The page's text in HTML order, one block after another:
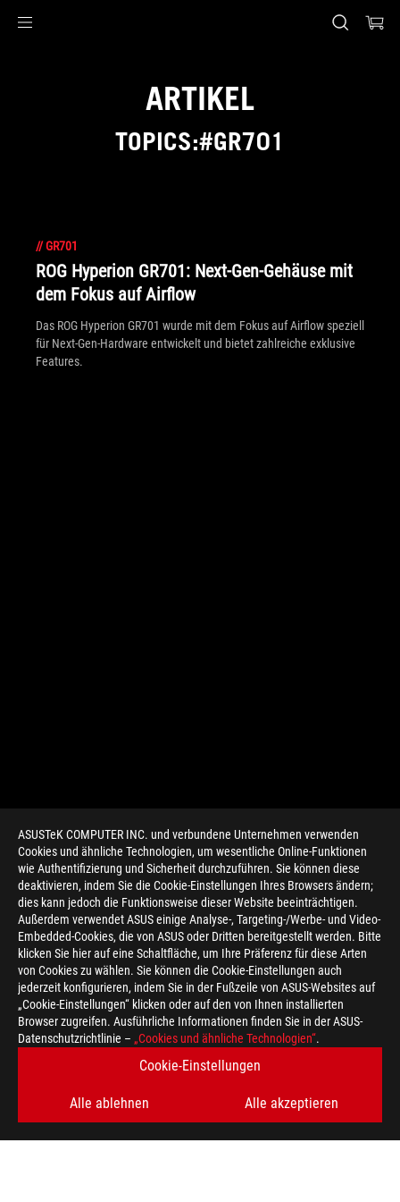
ASUSTeK COMPUTER INC. und verbundene Unternehmen verwenden
Cookies und ähnliche Technologien, um wesentliche Online-Funktionen
wie Authentifizierung und Sicherheit durchzuführen. Sie können diese
deaktivieren, indem Sie die Cookie-Einstellungen Ihres Browsers ändern;
dies kann jedoch die Funktionsweise dieser Website beeinträchtigen.
Außerdem verwendet ASUS einige Analyse-, Targeting-/Werbe- und Video-
Embedded-Cookies, die von ASUS oder Dritten bereitgestellt werden. Bitte
klicken Sie hier auf eine Schaltfläche, um Ihre Präferenz für diese Arten
von Cookies zu wählen. Sie können die Cookie-Einstellungen auch
jederzeit konfigurieren, indem Sie in der Fußzeile von ASUS-Websites auf
„Cookie-Einstellungen“ klicken oder auf den von Ihnen installierten
Browser zugreifen. Ausführliche Informationen finden Sie in der ASUS-
Datenschutzrichtlinie – „Cookies und ähnliche Technologien“.
Cookie-Einstellungen
Alle ablehnen Alle akzeptieren
ARTIKEL
TOPICS:#GR701
//GR701
ROG Hyperion GR701: Next-Gen-Gehäuse mit
dem Fokus auf Airflow
Das ROG Hyperion GR701 wurde mit dem Fokus auf Airflow speziell
für Next-Gen-Hardware entwickelt und bietet zahlreiche exklusive
Features.
> GAMING GR701
ERHALTEN SIE DIE NEUESTEN ANGEBOTE UND MEHR